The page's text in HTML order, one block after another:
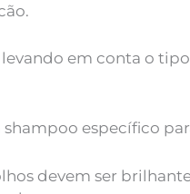
em conta o
específico
devem ser